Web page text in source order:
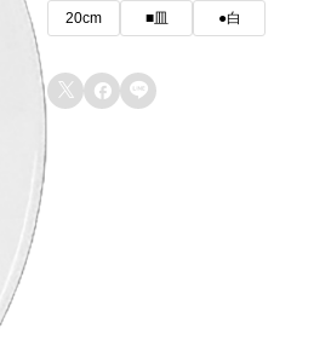
20cm ■皿 ●白
  